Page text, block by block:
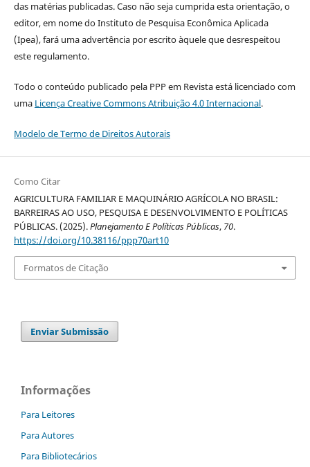
das matérias publicadas. Caso não seja cumprida esta orientação, o
editor, em nome do Instituto de Pesquisa Econômica Aplicada
(Ipea), fará uma advertência por escrito àquele que desrespeitou
este regulamento.
Todo o conteúdo publicado pela PPP em Revista está licenciado com
uma Licença Creative Commons Atribuição 4.0 Internacional.
Modelo de Termo de Direitos Autorais
Como Citar
AGRICULTURA FAMILIAR E MAQUINÁRIO AGRÍCOLA NO BRASIL:
BARREIRAS AO USO, PESQUISA E DESENVOLVIMENTO E POLÍTICAS
PÚBLICAS. (2025).Planejamento E Políticas Públicas, 70.
https://doi.org/10.38116/ppp70art10
Formatos de Citação
Enviar Submissão
Informações
Para Leitores
Para Autores
Para Bibliotecários